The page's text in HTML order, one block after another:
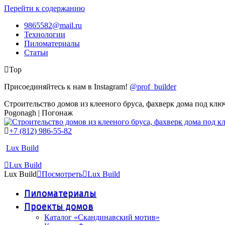
Перейти к содержанию
9865582@mail.ru
Технологии
Пиломатериалы
Статьи
Top
Присоединяйтесь к нам в Instagram! @prof_builder
Строительство домов из клееного бруса, фахверк дома под
Pogonagh | Погонаж
+7 (812) 986-55-82
Lux Build
Lux Build
Lux Build
Посмотреть Lux Build
Пиломатериалы
Проекты домов
Каталог «Скандинавский мотив»